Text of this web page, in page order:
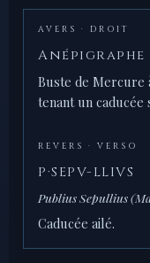
AVERS · DROIT
Anépigraphe
Buste de Mercure
tenant un
REVERS · VERSO
P·SEPV-LLIVS
Publius Sepullius
Caducée ailé.